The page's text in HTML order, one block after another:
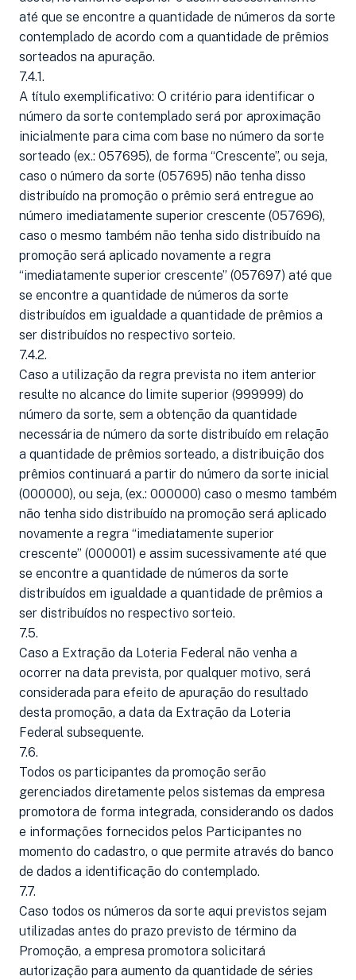
até que se encontre a quantidade de números da sorte
contemplado de acordo com a quantidade de prêmios
sorteados na apuração.
7.4.1.
A título exemplificativo: O critério para identificar o
número da sorte contemplado será por aproximação
inicialmente para cima com base no número da sorte
sorteado (ex.: 057695), de forma “Crescente”, ou seja,
caso o número da sorte (057695) não tenha disso
distribuído na promoção o prêmio será entregue ao
número imediatamente superior crescente (057696),
caso o mesmo também não tenha sido distribuído na
promoção será aplicado novamente a regra
“imediatamente superior crescente” (057697) até que
se encontre a quantidade de números da sorte
distribuídos em igualdade a quantidade de prêmios a
ser distribuídos no respectivo sorteio.
7.4.2.
Caso a utilização da regra prevista no item anterior
resulte no alcance do limite superior (999999) do
número da sorte, sem a obtenção da quantidade
necessária de número da sorte distribuído em relação
a quantidade de prêmios sorteado, a distribuição dos
prêmios continuará a partir do número da sorte inicial
(000000), ou seja, (ex.: 000000) caso o mesmo também
não tenha sido distribuído na promoção será aplicado
novamente a regra “imediatamente superior
crescente” (000001) e assim sucessivamente até que
se encontre a quantidade de números da sorte
distribuídos em igualdade a quantidade de prêmios a
ser distribuídos no respectivo sorteio.
7.5.
Caso a Extração da Loteria Federal não venha a
ocorrer na data prevista, por qualquer motivo, será
considerada para efeito de apuração do resultado
desta promoção, a data da Extração da Loteria
Federal subsequente.
7.6.
Todos os participantes da promoção serão
gerenciados diretamente pelos sistemas da empresa
promotora de forma integrada, considerando os dados
e informações fornecidos pelos Participantes no
momento do cadastro, o que permite através do banco
de dados a identificação do contemplado.
7.7.
Caso todos os números da sorte aqui previstos sejam
utilizadas antes do prazo previsto de término da
Promoção, a empresa promotora solicitará
autorização para aumento da quantidade de séries